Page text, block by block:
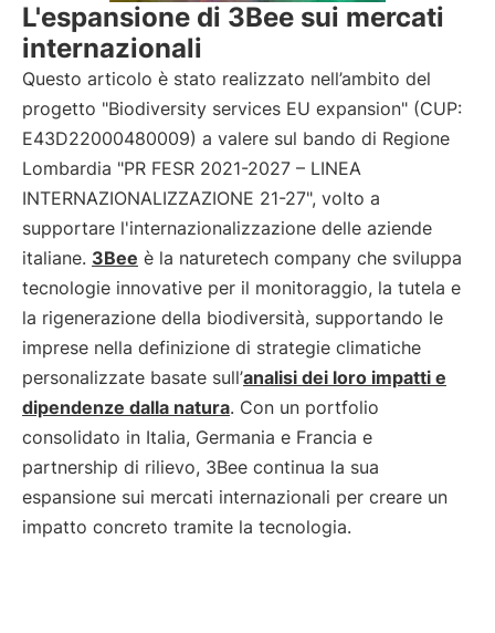
L'espansione di 3Bee sui mercati
internazionali
Questo articolo è stato realizzato nell’ambito del
progetto "Biodiversity services EU expansion" (CUP:
E43D22000480009) a valere sul bando di Regione
Lombardia "PR FESR 2021-2027 – LINEA
INTERNAZIONALIZZAZIONE 21-27", volto a
supportare l'internazionalizzazione delle aziende
italiane. 3Bee è la naturetech company che sviluppa
tecnologie innovative per il monitoraggio, la tutela e
la rigenerazione della biodiversità, supportando le
imprese nella definizione di strategie climatiche
personalizzate basate sull’analisi dei loro impatti e
dipendenze dalla natura. Con un portfolio
consolidato in Italia, Germania e Francia e
partnership di rilievo, 3Bee continua la sua
espansione sui mercati internazionali per creare un
impatto concreto tramite la tecnologia.